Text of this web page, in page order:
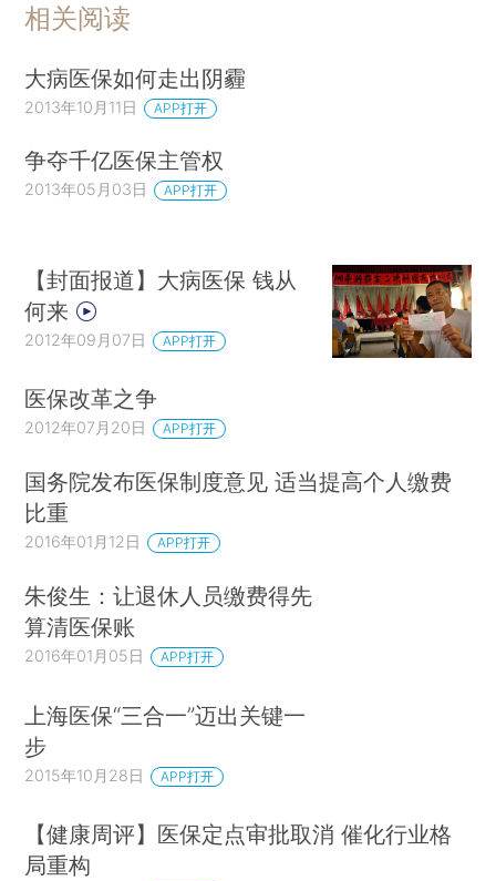
相关阅读
大病医保如何走出阴霾
2013年10月11日 APP打开
争夺千亿医保主管权
2013年05月03日 APP打开
【封面报道】大病医保 钱从
何来
2012年09月07日 APP打开
医保改革之争
2012年07月20日 APP打开
国务院发布医保制度意见 适当提高个人缴费
比重
2016年01月12日 APP打开
朱俊生：让退休人员缴费得先
算清医保账
2016年01月05日 APP打开
上海医保“三合一”迈出关键一
步
2015年10月28日 APP打开
【健康周评】医保定点审批取消 催化行业格
局重构